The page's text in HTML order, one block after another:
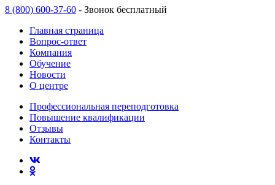
8 (800) 600-37-60 - Звонок бесплатный
Главная страница
Вопрос-ответ
Компания
Обучение
Новости
О центре
Профессиональная переподготовка
Повышение квалификации
Отзывы
Контакты